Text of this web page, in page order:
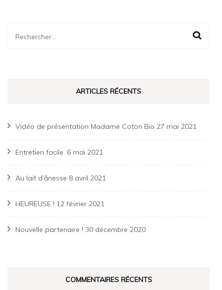
Rechercher :
ARTICLES RÉCENTS
Vidéo de présentation Madame Coton Bio 27 mai 2021
Entretien facile. 6 mai 2021
Au lait d’ânesse 8 avril 2021
HEUREUSE ! 12 février 2021
Nouvelle partenaire ! 30 décembre 2020
COMMENTAIRES RÉCENTS